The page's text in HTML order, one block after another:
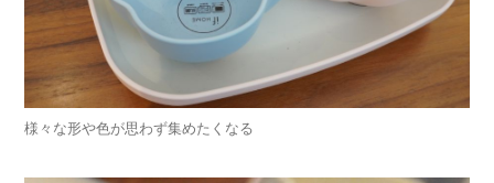
様々な形や色が思わず集めたくなる